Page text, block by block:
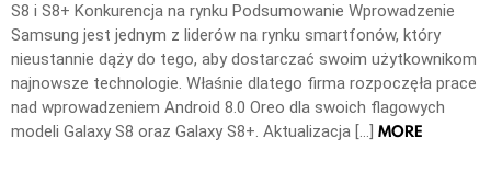
S8 i S8+ Konkurencja na rynku Podsumowanie Wprowadzenie
Samsung jest jednym z liderów na rynku smartfonów, który
nieustannie dąży do tego, aby dostarczać swoim użytkownikom
najnowsze technologie. Właśnie dlatego firma rozpoczęła prace
nad wprowadzeniem Android 8.0 Oreo dla swoich flagowych
modeli Galaxy S8 oraz Galaxy S8+. Aktualizacja […] MORE